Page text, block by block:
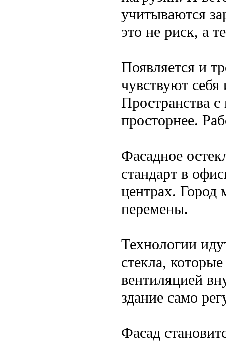
учитываются
это не риск, а
Появляется и
чувствуют
Пространства
просторнее.
Фасадное
стандарт в
центрах. Город
перемены.
Технологии
стекла,
вентиляцией
здание само
Фасад